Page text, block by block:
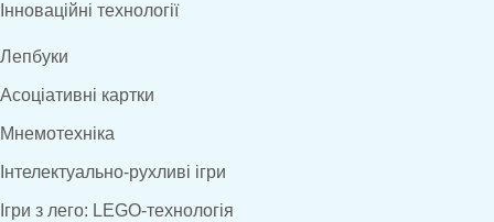
Інноваційні технології
Лепбуки
Асоціативні картки
Мнемотехніка
Інтелектуально-рухливі ігри
Ігри з лего: LEGO-технологія